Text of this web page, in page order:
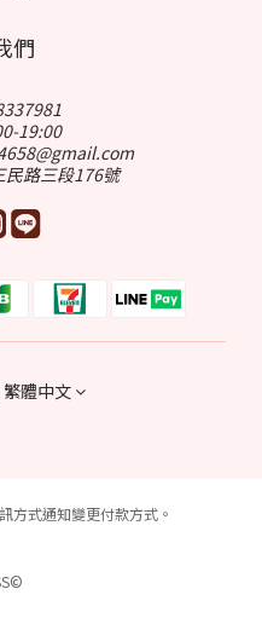
們
19:00
路三段176號
繁體中文
方式通知變更付款方式。